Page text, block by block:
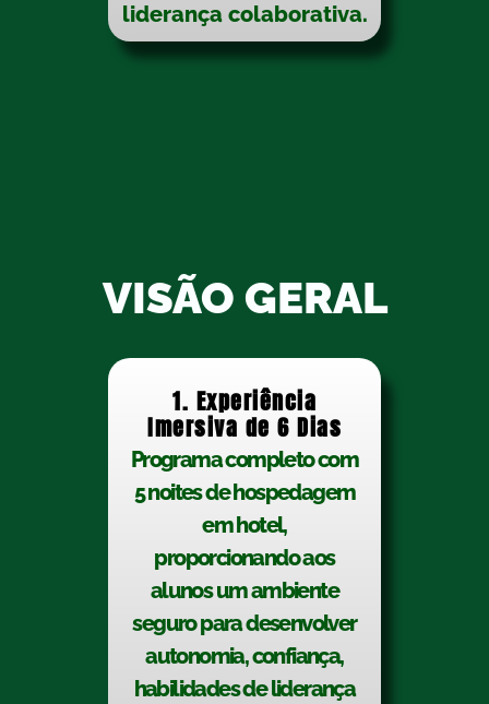
liderança colaborativa.
VISÃO GERAL
1. Experiência
Imersiva de 6 Dias
Programa completo com
5 noites de hospedagem
em hotel,
proporcionando aos
alunos um ambiente
seguro para desenvolver
autonomia, confiança,
habilidades de liderança